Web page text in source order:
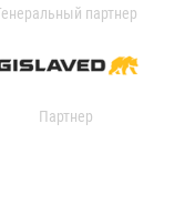
партнер
Партнер